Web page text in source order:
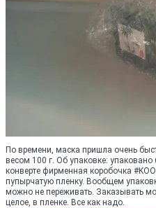
По времени​, маска пришла очень
весом 100 г. Об упаковке:
конверте фирменная коробочка
пупырчатую пленку. Вообщем
можно не переживать. Заказывать
целое, в пленке. Все как надо.